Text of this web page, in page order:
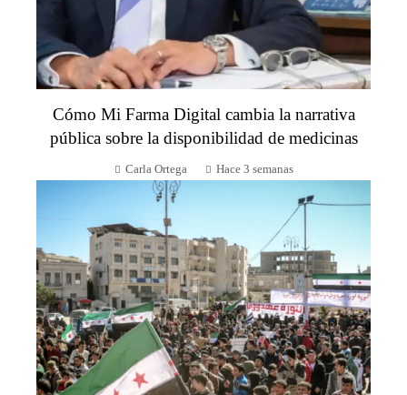
Cómo Mi Farma Digital cambia la narrativa
pública sobre la disponibilidad de medicinas
Carla Ortega Hace 3 semanas